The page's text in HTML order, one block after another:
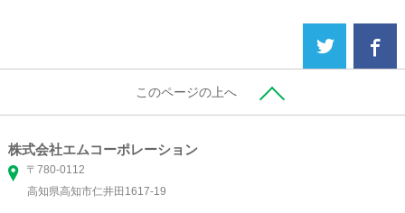
このページの上へ
株式会社エムコーポレーション
〒780-0112
高知県高知市仁井田1617-19